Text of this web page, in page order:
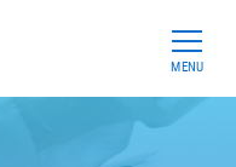
MENU